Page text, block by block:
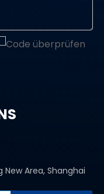
New Area, Shanghai